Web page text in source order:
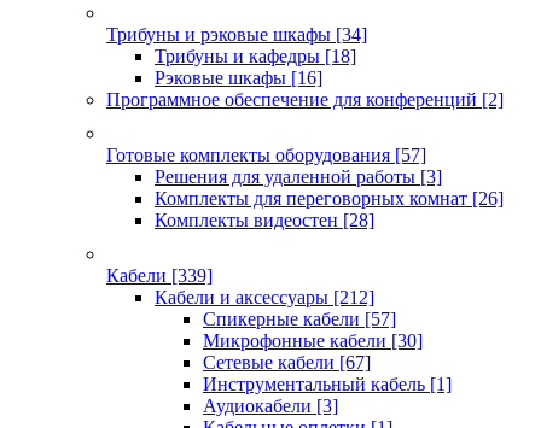
Трибуны и рэковые шкафы [34]
Трибуны и кафедры [18]
Рэковые шкафы [16]
Программное обеспечение для конференций [2]
Готовые комплекты оборудования [57]
Решения для удаленной работы [3]
Комплекты для переговорных комнат [26]
Комплекты видеостен [28]
Кабели [339]
Кабели и аксессуары [212]
Спикерные кабели [57]
Микрофонные кабели [30]
Сетевые кабели [67]
Инструментальный кабель [1]
Аудиокабели [3]